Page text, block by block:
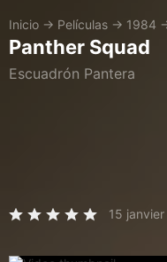
Inicio → Películas → 1984
Panther Squad
Escuadrón Pantera
15